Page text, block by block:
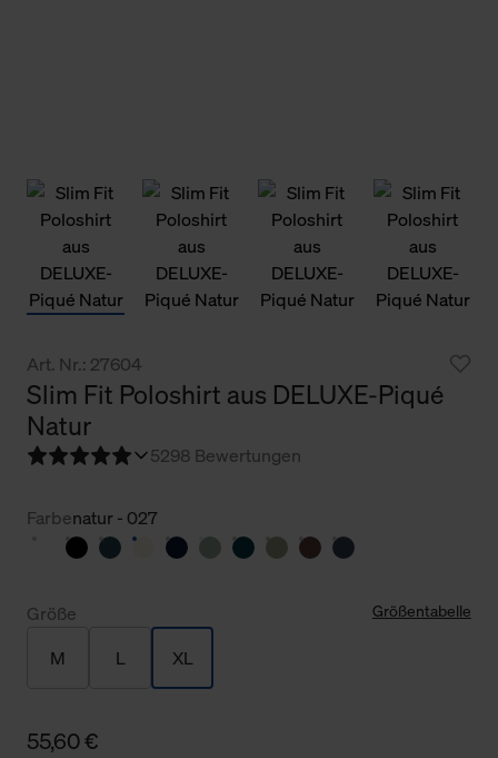
Art. Nr.: 27604
Slim Fit Poloshirt aus DELUXE-Piqué
Natur
5298 Bewertungen
Farbenatur - 027
Größe Größentabelle
M L XL
55,60 €